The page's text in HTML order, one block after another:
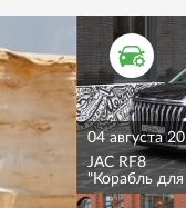
04 августа
JAC RF8
"Корабль